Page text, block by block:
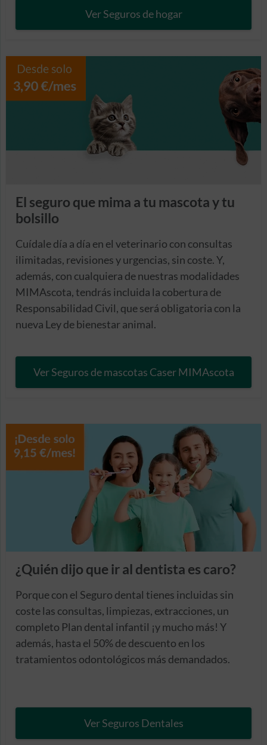
Ver Seguros de hogar
El seguro que mima a tu mascota y tu
bolsillo
Cuídale día a día en el veterinario con consultas
ilimitadas, revisiones y urgencias, sin coste. Y,
además, con cualquiera de nuestras modalidades
MIMAscota, tendrás incluida la cobertura de
Responsabilidad Civil, que será obligatoria con la
nueva Ley de bienestar animal.
Ver Seguros de mascotas Caser MIMAscota
¿Quién dijo que ir al dentista es caro?
Porque con el Seguro dental tienes incluidas sin
coste las consultas, limpiezas, extracciones, un
completo Plan dental infantil ¡y mucho más! Y
además, hasta el 50% de descuento en los
tratamientos odontológicos más demandados.
Ver Seguros Dentales